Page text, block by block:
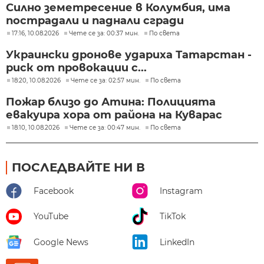
Силно земетресение в Колумбия, има
пострадали и паднали сгради
17:16, 10.08.2026 Чете се за: 00:37 мин. По света
Украински дронове удариха Татарстан -
риск от провокации с...
18:20, 10.08.2026 Чете се за: 02:57 мин. По света
Пожар близо до Атина: Полицията
евакуира хора от района на Куварас
18:10, 10.08.2026 Чете се за: 00:47 мин. По света
ПОСЛЕДВАЙТЕ НИ В
Facebook Instagram
YouTube TikTok
Google News LinkedIn